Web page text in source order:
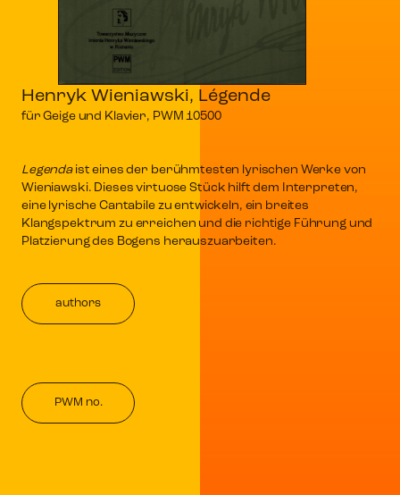
Henryk Wieniawski, Légende
für Geige und Klavier, PWM 10500
Legendaist eines der berühmtesten lyrischen Werke von
Wieniawski. Dieses virtuose Stück hilft dem Interpreten,
eine lyrische Cantabile zu entwickeln, ein breites
Klangspektrum zu erreichen und die richtige Führung und
Platzierung des Bogens herauszuarbeiten.
authors
PWM no.